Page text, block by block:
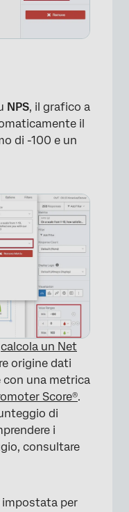
×
NPS, il grafico a
il
di -100 e un
calcola un Net
origine dati
con una metrica
Score®.
di
i
consultare
impostata per